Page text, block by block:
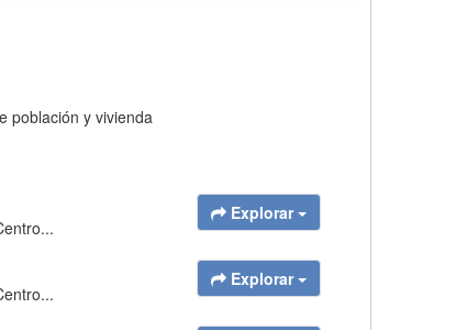
población y vivienda
Explorar
Explorar